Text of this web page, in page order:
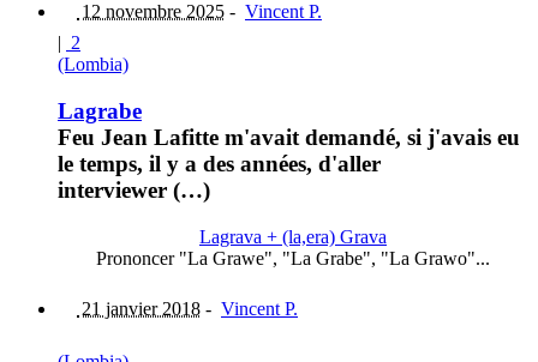
12 novembre 2025 - Vincent P.
| 2
(Lombia)
Lagrabe
Feu Jean Lafitte m'avait demandé, si j'avais eu
le temps, il y a des années, d'aller
interviewer (…)
Lagrava + (la,era) Grava
Prononcer "La Grawe", "La Grabe", "La Grawo"...
21 janvier 2018 - Vincent P.